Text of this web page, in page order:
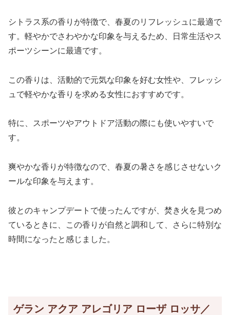
シトラス系の香りが特徴で、春夏のリフレッシュに最適で
す。軽やかでさわやかな印象を与えるため、日常生活やス
ポーツシーンに最適です。
この香りは、活動的で元気な印象を好む女性や、フレッシ
ュで軽やかな香りを求める女性におすすめです。
特に、スポーツやアウトドア活動の際にも使いやすいで
す。
爽やかな香りが特徴なので、春夏の暑さを感じさせないク
ールな印象を与えます。
彼とのキャンプデートで使ったんですが、焚き火を見つめ
ているときに、この香りが自然と調和して、さらに特別な
時間になったと感じました。
ゲラン アクア アレゴリア ローザ ロッサ／